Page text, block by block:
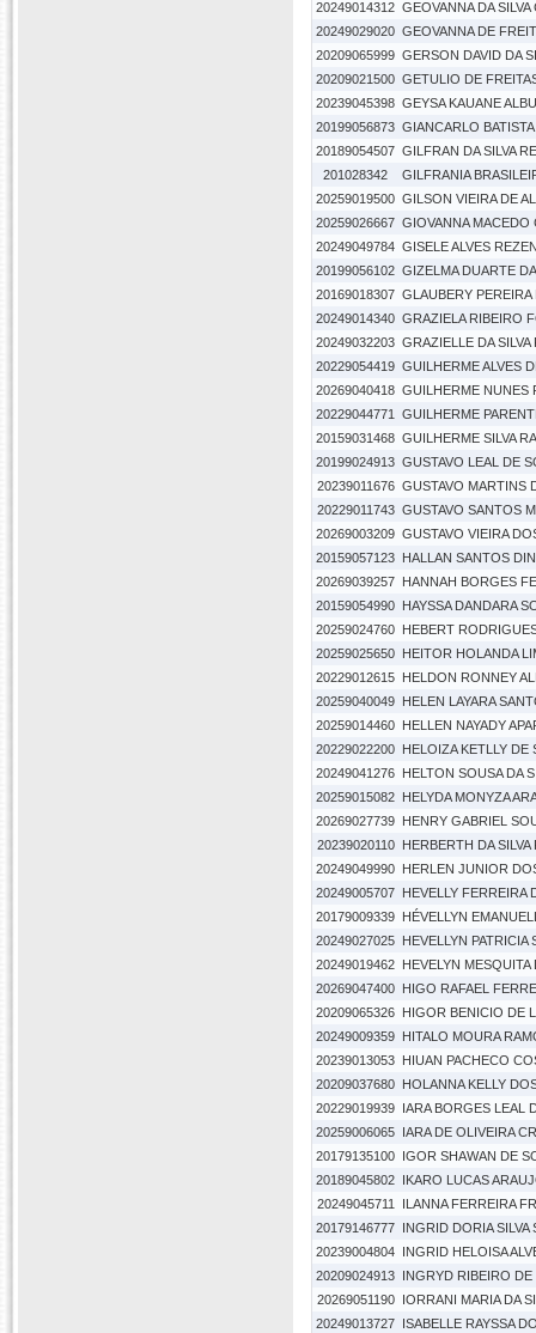
20249014312 GEOVANNA DA
20249029020 GEOVANNA DE
20209065999 GERSON DAVID DA
20209021500 GETULIO DE
20239045398 GEYSA KAUANE
20199056873 GIANCARLO
20189054507 GILFRAN DA SILVA
201028342
GILFRANIA
20259019500 GILSON VIEIRA DE
20259026667 GIOVANNA MACEDO
20249049784 GISELE ALVES
20199056102 GIZELMA DUARTE
20169018307 GLAUBERY
20249014340 GRAZIELA RIBEIRO
20249032203 GRAZIELLE DA SILVA
20229054419 GUILHERME ALVES
20269040418 GUILHERME NUNES
20229044771
GUILHERME
20159031468 GUILHERME SILVA
20199024913 GUSTAVO LEAL DE
20239011676 GUSTAVO MARTINS
20229011743 GUSTAVO SANTOS
20269003209 GUSTAVO VIEIRA
20159057123 HALLAN SANTOS
20269039257 HANNAH BORGES
20159054990 HAYSSA DANDARA
20259024760 HEBERT
20259025650 HEITOR HOLANDA
20229012615 HELDON RONNEY
20259040049 HELEN LAYARA
20259014460 HELLEN NAYADY
20229022200 HELOIZA KETLLY DE
20249041276 HELTON SOUSA DA
20259015082 HELYDA MONYZA
20269027739 HENRY GABRIEL
20239020110
HERBERTH DA SILVA
20249049990 HERLEN JUNIOR
20249005707 HEVELLY FERREIRA
20179009339 HÉVELLYN
20249027025 HEVELLYN PATRICIA
20249019462 HEVELYN MESQUITA
20269047400 HIGO RAFAEL
20209065326 HIGOR BENICIO DE
20249009359 HITALO MOURA
20239013053 HIUAN PACHECO
20209037680 HOLANNA KELLY
20229019939 IARA BORGES LEAL
20259006065 IARA DE OLIVEIRA
20179135100 IGOR SHAWAN DE
20189045802 IKARO LUCAS
20249045711
ILANNA FERREIRA
20179146777 INGRID DORIA SILVA
20239004804 INGRID HELOISA
20209024913 INGRYD RIBEIRO DE
20269051190
IORRANI MARIA DA
20249013727 ISABELLE RAYSSA